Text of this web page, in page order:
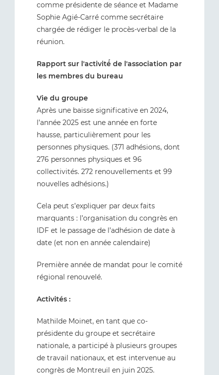
comme présidente de séance et Madame
Sophie Agié-Carré comme secrétaire
chargée de rédiger le procès-verbal de la
réunion.
Rapport sur l'activité́ de l'association par
les membres du bureau
Vie du groupe
Après une baisse significative en 2024,
l’année 2025 est une année en forte
hausse, particulièrement pour les
personnes physiques. (371 adhésions, dont
276 personnes physiques et 96
collectivités. 272 renouvellements et 99
nouvelles adhésions.)
Cela peut s’expliquer par deux faits
marquants : l’organisation du congrès en
IDF et le passage de l’adhésion de date à
date (et non en année calendaire)
Première année de mandat pour le comité
régional renouvelé.
Activités :
Mathilde Moinet, en tant que co-
présidente du groupe et secrétaire
nationale, a participé à plusieurs groupes
de travail nationaux, et est intervenue au
congrès de Montreuil en juin 2025.